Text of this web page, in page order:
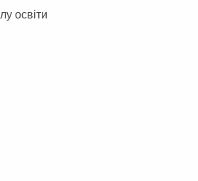
освіти